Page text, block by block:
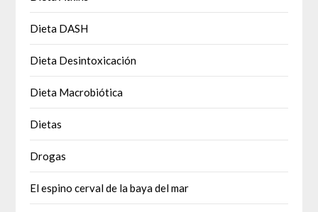
Dieta DASH
Dieta Desintoxicación
Dieta Macrobiótica
Dietas
Drogas
El espino cerval de la baya del mar